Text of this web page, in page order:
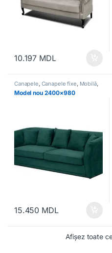
10.197 MDL
Canapele, Canapele fixe, Mobilă,
Mobilă moale
Model nou 2400×980
15.450 MDL
Afișez toate